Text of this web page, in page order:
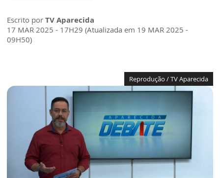
Escrito por TV Aparecida
17 MAR 2025 - 17H29 (Atualizada em 19 MAR 2025 -
09H50)
Reprodução / TV Aparecida